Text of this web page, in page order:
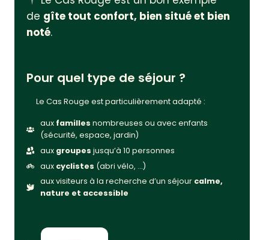
de gîte tout confort, bien situé et bien
noté.
Pour quel type de séjour ?
Le Cas Rouge est particulièrement adapté :
aux familles nombreuses ou avec enfants
(sécurité, espace, jardin)
aux groupes jusqu’à 10 personnes
aux cyclistes (abri vélo, …)
aux visiteurs à la recherche d’un séjour calme,
nature et accessible